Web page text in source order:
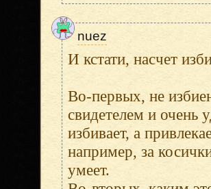
nuez
И кстати, насчет
Во-первых, не
свидетелем и
избивает, а
например, за
умеет.